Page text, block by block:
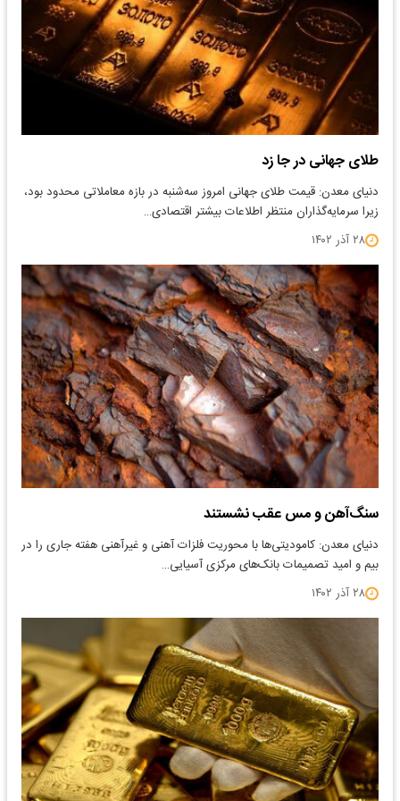
طلای جهانی در جا زد
دنیای معدن: قیمت طلای جهانی امروز سه‌شنبه در بازه معاملاتی محدود بود،
زیرا سرمایه‌گذاران منتظر اطلاعات بیشتر اقتصادی…
۲۸ آذر ۱۴۰۲
سنگ‌‌‌آهن و مس عقب نشستند
دنیای معدن: کامودیتی‌‌‌ها با محوریت فلزات آهنی و غیرآهنی هفته جاری را در
بیم و امید تصمیمات بانک‌های مرکزی آسیایی…
۲۸ آذر ۱۴۰۲